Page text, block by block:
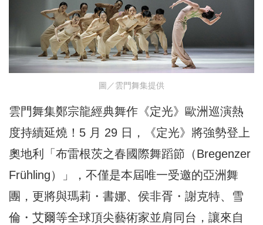
圖／雲門舞集提供
雲門舞集鄭宗龍經典舞作《定光》歐洲巡演熱
度持續延燒！5 月 29 日，《定光》將強勢登上
奧地利「布雷根茨之春國際舞蹈節（Bregenzer
Frühling）」，不僅是本屆唯一受邀的亞洲舞
團，更將與瑪莉・書娜、侯非胥・謝克特、雪
倫・艾爾等全球頂尖藝術家並肩同台，讓來自